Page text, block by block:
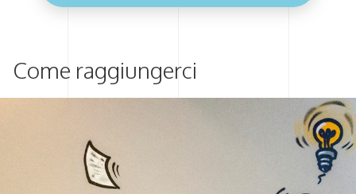
Come raggiungerci